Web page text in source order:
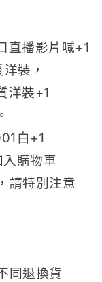
直播影片喊+1
洋裝 ，
洋裝+1
白+1
購物車
請特別注意
同退換貨